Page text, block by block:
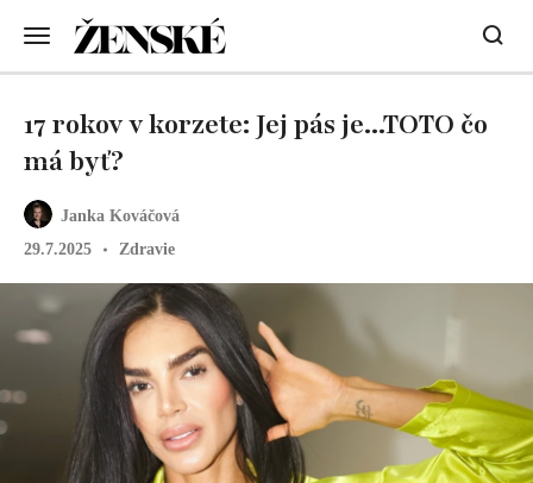
Janka Kováčová
29.7.2025
Zdravie
17 rokov v korzete: Jej pás je...TOTO čo
má byť?